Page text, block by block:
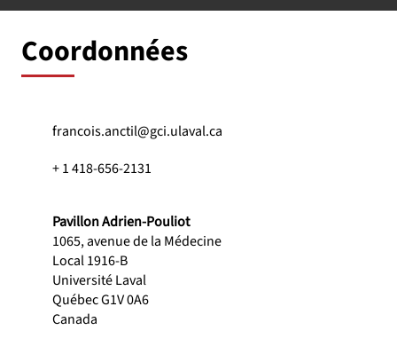
Coordonnées
francois.anctil@gci.ulaval.ca
+ 1 418-656-2131
Pavillon Adrien-Pouliot
1065, avenue de la Médecine
Local 1916-B
Université Laval
Québec G1V 0A6
Canada